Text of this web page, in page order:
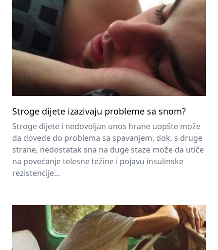
Stroge dijete izazivaju probleme sa snom?
Stroge dijete i nedovoljan unos hrane uopšte može
da dovede do problema sa spavanjem, dok, s druge
strane, nedostatak sna na duge staze može da utiče
na povećanje telesne težine i pojavu insulinske
rezistencije...